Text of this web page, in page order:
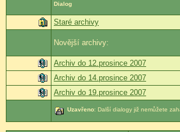
Dialog
Staré archivy
Novější archivy:
Archiv do 12.prosince 2007
Archiv do 14.prosince 2007
Archiv do 19.prosince 2007
Uzavřeno: Další dialogy již nemůžete